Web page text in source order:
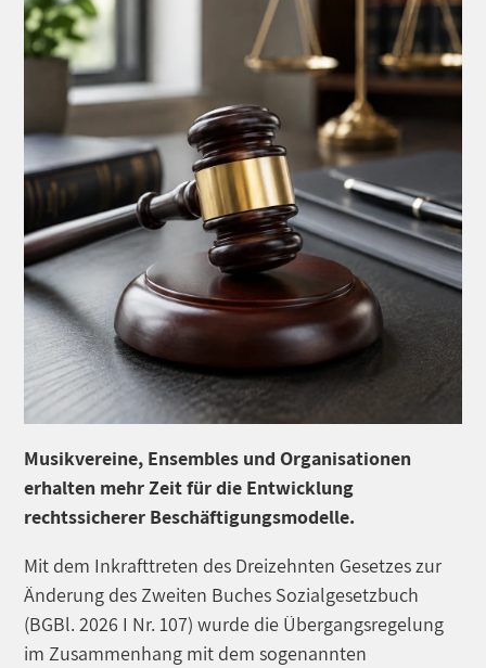
Musikvereine, Ensembles und Organisationen
erhalten mehr Zeit für die Entwicklung
rechtssicherer Beschäftigungsmodelle.
Mit dem Inkrafttreten des Dreizehnten Gesetzes zur
Änderung des Zweiten Buches Sozialgesetzbuch
(BGBl. 2026 I Nr. 107) wurde die Übergangsregelung
im Zusammenhang mit dem sogenannten